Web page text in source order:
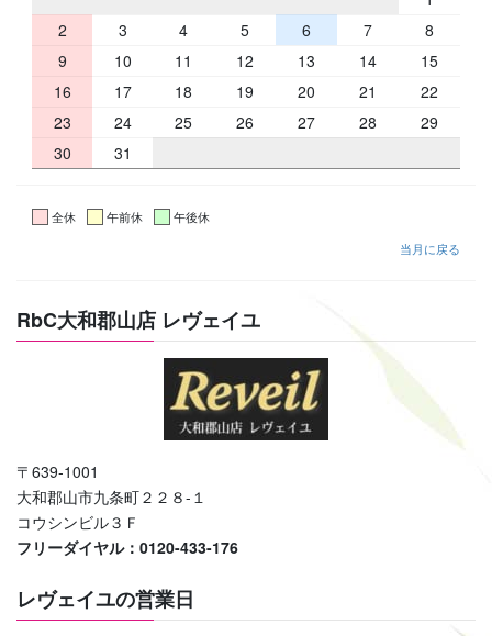
2
3 4 5 6 7
8
9
10 11 12 13 14
15
16
17 18 19 20 21
22
23
24 25 26 27 28
29
30
31
全休 午前休
午後休
当月に戻る
RbC大和郡山店 レヴェイユ
〒639-1001
大和郡山市九条町２２８-１
コウシンビル３Ｆ
フリーダイヤル：0120-433-176
レヴェイユの営業日